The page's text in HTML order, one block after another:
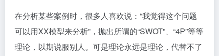
在分析某些案例时，很多人喜欢说：“我觉得这个问题
可以用XX模型来分析”，抛出所谓的“SWOT”、“4P”等等
理论，以期说服别人。可是理论永远是理论，代替不了